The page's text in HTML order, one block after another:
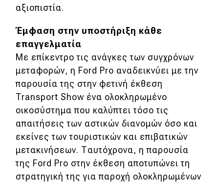
αξιοπιστία.
Έμφαση στην υποστήριξη κάθε
επαγγελματία
Με επίκεντρο τις ανάγκες των συγχρόνων
μεταφορών, η Ford Pro αναδεικνύει με την
παρουσία της στην φετινή έκθεση
Transport Show ένα ολοκληρωμένο
οικοσύστημα που καλύπτει τόσο τις
απαιτήσεις των αστικών διανομών όσο και
εκείνες των τουριστικών και επιβατικών
μετακινήσεων. Ταυτόχρονα, η παρουσία
της Ford Pro στην έκθεση αποτυπώνει τη
στρατηγική της για παροχή ολοκληρωμένων